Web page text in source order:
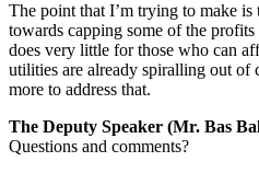
The point that I’m trying to make
towards capping some of the
does very little for those who can
utilities are already spiralling out of
more to address that.
The Deputy Speaker (Mr. Bas
Questions and comments?